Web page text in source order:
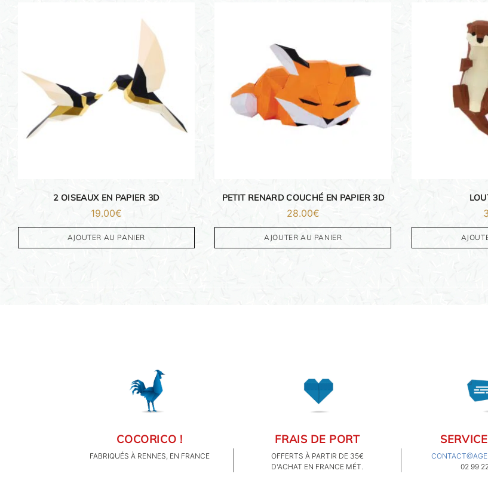
2 OISEAUX EN PAPIER 3D
19.00€
AJOUTER AU PANIER
PETIT RENARD COUCHÉ EN PAPIER 3D
28.00€
AJOUTER AU PANIER
FAMILLE & ENFANTS
PAPETERIE
COCORICO !
FABRIQUÉS À RENNES, EN FRANCE
FRAIS DE PORT
OFFERTS À PARTIR DE 35€
D'ACHAT EN FRANCE MÉT.
02 99